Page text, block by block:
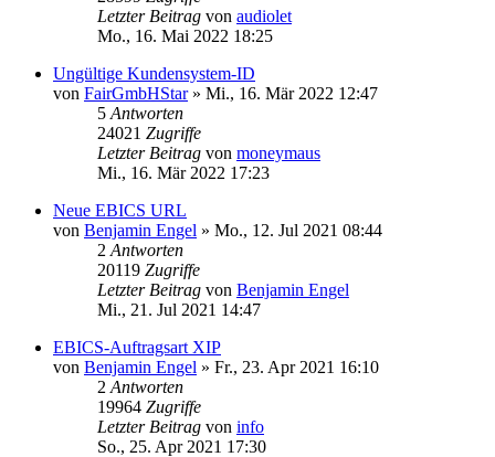
Letzter Beitrag von audiolet
Mo., 16. Mai 2022 18:25
Ungültige Kundensystem-ID
von FairGmbHStar» Mi., 16. Mär 2022 12:47
5 Antworten
24021 Zugriffe
Letzter Beitrag von moneymaus
Mi., 16. Mär 2022 17:23
Neue EBICS URL
von Benjamin Engel » Mo., 12. Jul 2021 08:44
2 Antworten
20119 Zugriffe
Letzter Beitrag von Benjamin Engel
Mi., 21. Jul 2021 14:47
EBICS-Auftragsart XIP
von Benjamin Engel » Fr., 23. Apr 2021 16:10
2 Antworten
19964 Zugriffe
Letzter Beitrag von info
So., 25. Apr 2021 17:30